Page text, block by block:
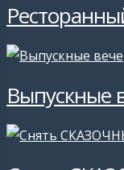
Выпускные